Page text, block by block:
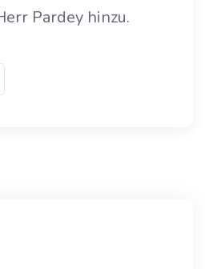
Pardey hinzu.